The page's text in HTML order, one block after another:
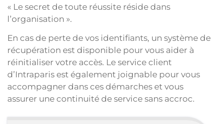
« Le secret de toute réussite réside dans
l’organisation ».
En cas de perte de vos identifiants, un système de
récupération est disponible pour vous aider à
réinitialiser votre accès. Le service client
d’Intraparis est également joignable pour vous
accompagner dans ces démarches et vous
assurer une continuité de service sans accroc.